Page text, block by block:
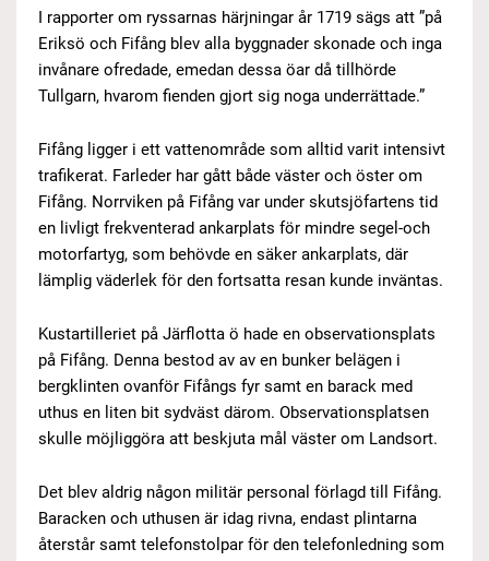
I rapporter om ryssarnas härjningar år 1719 sägs att ”på
Eriksö och Fifång blev alla byggnader skonade och inga
invånare ofredade, emedan dessa öar då tillhörde
Tullgarn, hvarom fienden gjort sig noga underrättade.”
Fifång ligger i ett vattenområde som alltid varit intensivt
trafikerat. Farleder har gått både väster och öster om
Fifång. Norrviken på Fifång var under skutsjöfartens tid
en livligt frekventerad ankarplats för mindre segel-och
motorfartyg, som behövde en säker ankarplats, där
lämplig väderlek för den fortsatta resan kunde inväntas.
Kustartilleriet på Järflotta ö hade en observationsplats
på Fifång. Denna bestod av av en bunker belägen i
bergklinten ovanför Fifångs fyr samt en barack med
uthus en liten bit sydväst därom. Observationsplatsen
skulle möjliggöra att beskjuta mål väster om Landsort.
Det blev aldrig någon militär personal förlagd till Fifång.
Baracken och uthusen är idag rivna, endast plintarna
återstår samt telefonstolpar för den telefonledning som